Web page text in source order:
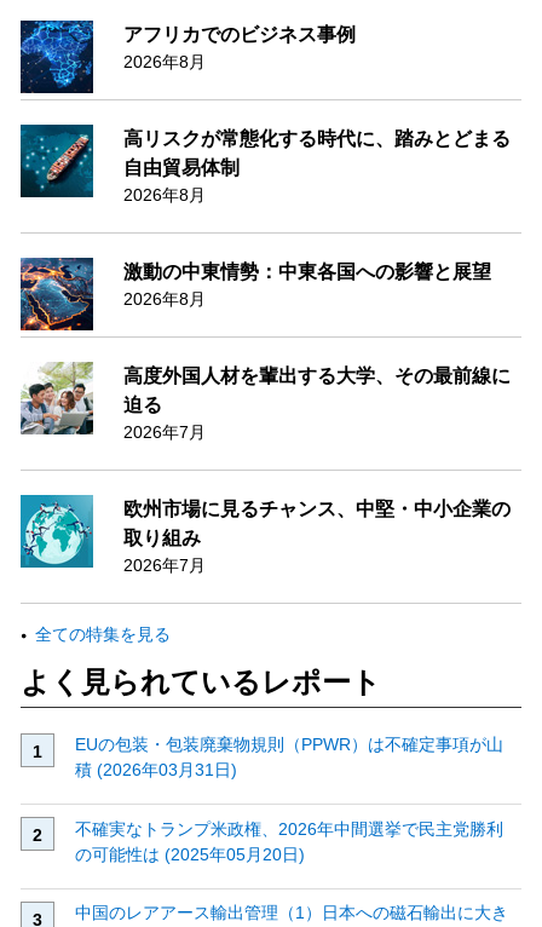
アフリカでのビジネス事例
2026年8月
高リスクが常態化する時代に、踏みとどまる
自由貿易体制
2026年8月
激動の中東情勢：中東各国への影響と展望
2026年8月
高度外国人材を輩出する大学、その最前線に
迫る
2026年7月
欧州市場に見るチャンス、中堅・中小企業の
取り組み
2026年7月
全ての特集を見る
よく見られているレポート
EUの包装・包装廃棄物規則（PPWR）は不確定事項が山
積 (2026年03月31日)
不確実なトランプ米政権、2026年中間選挙で民主党勝利
の可能性は (2025年05月20日)
中国のレアアース輸出管理（1）日本への磁石輸出に大き